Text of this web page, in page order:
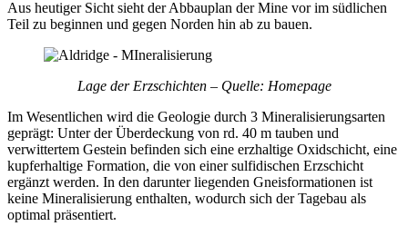
Aus heutiger Sicht sieht der Abbauplan der Mine vor im südlichen
Teil zu beginnen und gegen Norden hin ab zu bauen.
Lage der Erzschichten – Quelle: Homepage
Im Wesentlichen wird die Geologie durch 3 Mineralisierungsarten
geprägt: Unter der Überdeckung von rd. 40 m tauben und
verwittertem Gestein befinden sich eine erzhaltige Oxidschicht, eine
kupferhaltige Formation, die von einer sulfidischen Erzschicht
ergänzt werden. In den darunter liegenden Gneisformationen ist
keine Mineralisierung enthalten, wodurch sich der Tagebau als
optimal präsentiert.